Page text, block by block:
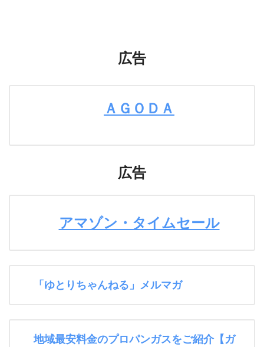
広告
ＡＧＯＤＡ
広告
アマゾン・タイムセール
「ゆとりちゃんねる」メルマガ
地域最安料金のプロパンガスをご紹介【ガ